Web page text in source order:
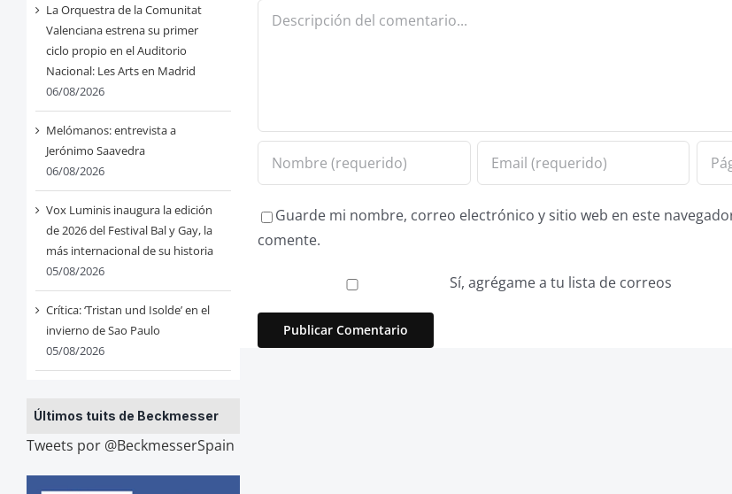
La Orquestra de la Comunitat
Valenciana estrena su primer
ciclo propio en el Auditorio
Nacional: Les Arts en Madrid
06/08/2026
Melómanos: entrevista a
Jerónimo Saavedra
06/08/2026
Vox Luminis inaugura la edición
de 2026 del Festival Bal y Gay, la
más internacional de su historia
05/08/2026
Crítica: ‘Tristan und Isolde’ en el
invierno de Sao Paulo
05/08/2026
Últimos tuits de Beckmesser
Tweets por @BeckmesserSpain
Comentario
Guarde mi nombre, correo electrónico y sitio web en este
comente.
Sí, agrégame a tu lista de correos